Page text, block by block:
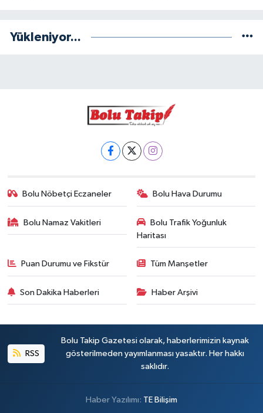
Yükleniyor...
Bolu Nöbetçi Eczaneler Bolu Hava Durumu
Bolu Namaz Vakitleri
Bolu Trafik Yoğunluk
Haritası
Puan Durumu ve Fikstür Tüm Manşetler
Son Dakika Haberleri Haber Arşivi
RSS
Bolu Takip Gazetesi olarak, haberlerimizin kaynak
gösterilmeden yayımlanması yasaktır. Her hakkı
saklıdır.
Haber Yazılımı: TE Bilişim